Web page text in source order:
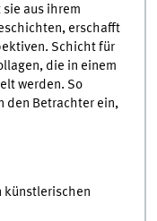
aus ihrem
erschafft
Schicht für
die in einem
werden. So
den Betrachter ein,
künstlerischen